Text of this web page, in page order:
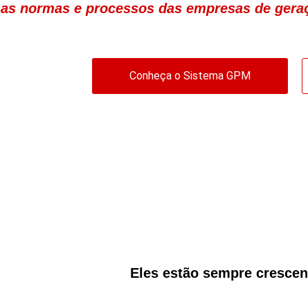
as normas e processos das empresas de
Conheça o Sistema GPM
Eles estão sempre